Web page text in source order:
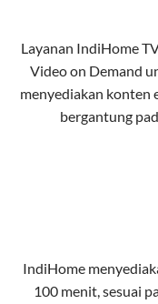
menggunakan
pelanggan.
keunggulan:
Kecepatan Tinggi
dibandingkan
Layanan IndiHome
Video on Demand
menyediakan konten
bergantung
IndiHome
100 menit, sesuai